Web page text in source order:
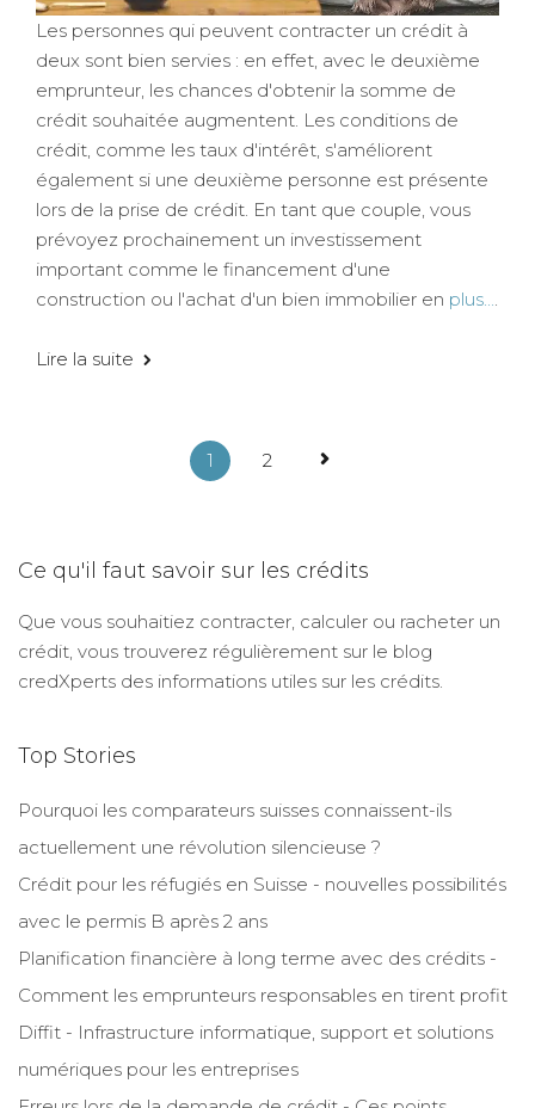
Les personnes qui peuvent contracter un crédit à
deux sont bien servies : en effet, avec le deuxième
emprunteur, les chances d'obtenir la somme de
crédit souhaitée augmentent. Les conditions de
crédit, comme les taux d'intérêt, s'améliorent
également si une deuxième personne est présente
lors de la prise de crédit. En tant que couple, vous
prévoyez prochainement un investissement
important comme le financement d'une
construction ou l'achat d'un bien immobilier en plus...
Lire la suite
1 2
Ce qu'il faut savoir sur les crédits
Que vous souhaitiez contracter, calculer ou racheter un
crédit, vous trouverez régulièrement sur le blog
credXperts des informations utiles sur les crédits.
Top Stories
Pourquoi les comparateurs suisses connaissent-ils
actuellement une révolution silencieuse ?
Crédit pour les réfugiés en Suisse - nouvelles possibilités
avec le permis B après 2 ans
Planification financière à long terme avec des crédits -
Comment les emprunteurs responsables en tirent profit
Diffit - Infrastructure informatique, support et solutions
numériques pour les entreprises